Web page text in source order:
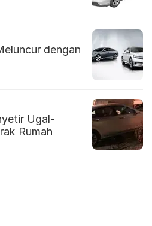
dengan
Ugal-
Rumah